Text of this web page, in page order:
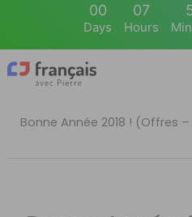
Bonne Année 2018 ! (Offres
00
Days
07
Hours